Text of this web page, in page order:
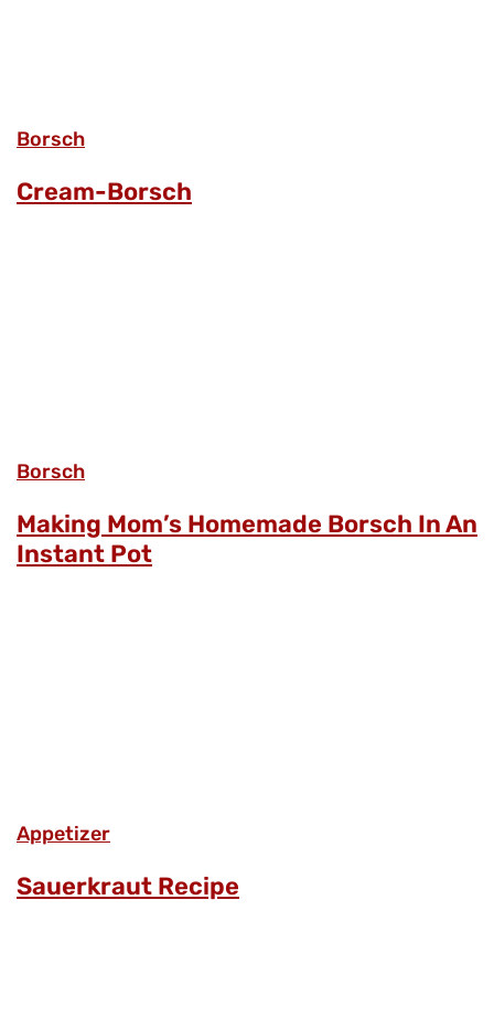
Borsch
Cream-Borsch
Borsch
Making Mom’s Homemade Borsch In An
Instant Pot
Аppetizer
Sauerkraut Recipe